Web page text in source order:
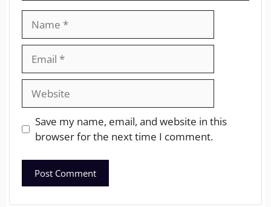
Save my name, email, and website in this
browser for the next time I comment.